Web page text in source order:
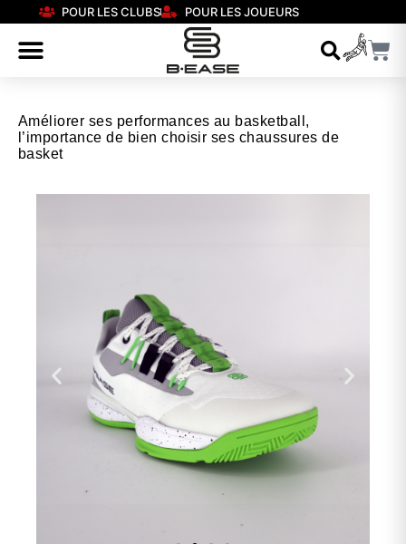
POUR LES CLUBS POUR LES JOUEURS
Améliorer ses performances au basketball,
l’importance de bien choisir ses chaussures de
basket